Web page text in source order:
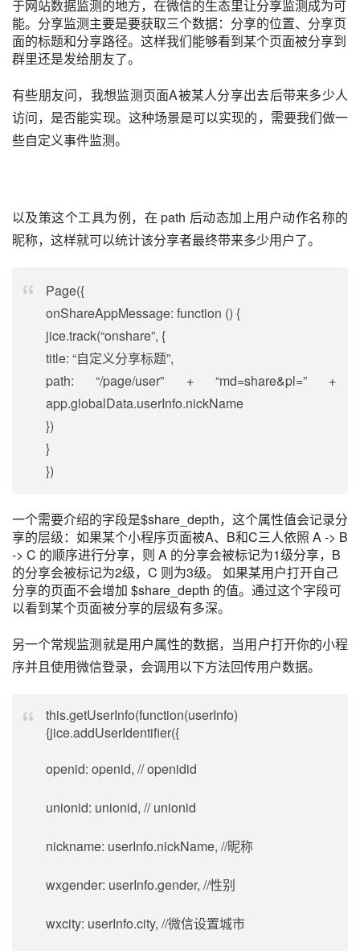
于网站数据监测的地方，在微信的生态里让分享监测成为可
能。分享监测主要是要获取三个数据：分享的位置、分享页
面的标题和分享路径。这样我们能够看到某个页面被分享到
群里还是发给朋友了。
有些朋友问，我想监测页面A被某人分享出去后带来多少人
访问，是否能实现。这种场景是可以实现的，需要我们做一
些自定义事件监测。
以及策这个工具为例，在 path 后动态加上用户动作名称的
昵称，这样就可以统计该分享者最终带来多少用户了。
Page({
onShareAppMessage: function () {
jice.track(“onshare”, {
title: “自定义分享标题”,
path: “/page/user” + “md=share&pl=” +
app.globalData.userInfo.nickName
})
}
})
一个需要介绍的字段是$share_depth，这个属性值会记录分
享的层级：如果某个小程序页面被A、B和C三人依照 A -> B
-> C 的顺序进行分享，则 A 的分享会被标记为1级分享，B
的分享会被标记为2级，C 则为3级。 如果某用户打开自己
分享的页面不会增加 $share_depth 的值。通过这个字段可
以看到某个页面被分享的层级有多深。
另一个常规监测就是用户属性的数据，当用户打开你的小程
序并且使用微信登录，会调用以下方法回传用户数据。
this.getUserInfo(function(userInfo)
{jice.addUserIdentifier({
openid: openid, // openidid
unionid: unionid, // unionid
nickname: userInfo.nickName, //昵称
wxgender: userInfo.gender, //性别
wxcity: userInfo.city, //微信设置城市